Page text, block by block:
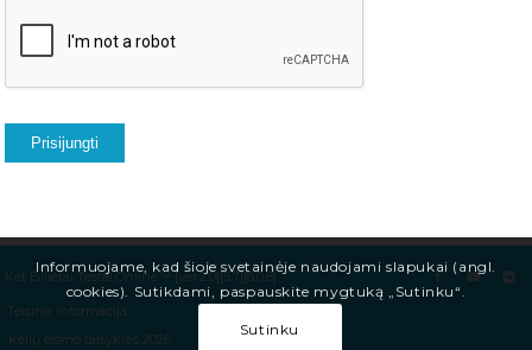
Prisijungti
Ket Bilietai Testai.Online™ [ver.2.0][5.7][6.0.8]
Teisinė informacija
Kelių eismo taisyklės 2026
Informuojame, kad šioje svetainėje naudojami slapukai (angl.
cookies). Sutikdami, paspauskite mygtuką „Sutinku“.
Sutinku